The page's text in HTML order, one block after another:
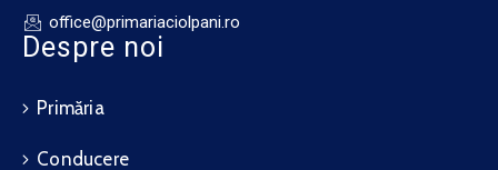
office@primariaciolpani.ro
Despre noi
Primăria
Conducere